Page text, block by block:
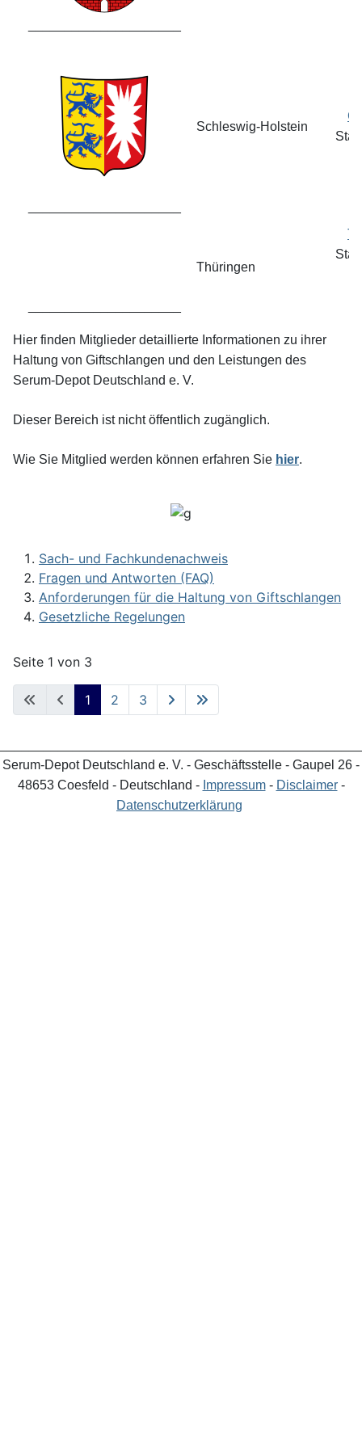
Schleswig-Holstein
Thüringen
Hier finden Mitglieder detaillierte Informationen zu ihrer
Haltung von Giftschlangen und den Leistungen des
Serum-Depot Deutschland e. V.
Dieser Bereich ist nicht öffentlich zugänglich.
Wie Sie Mitglied werden können erfahren Sie hier.
Sach- und Fachkundenachweis
Fragen und Antworten (FAQ)
Anforderungen für die Haltung von Giftschlangen
Gesetzliche Regelungen
Seite 1 von 3
1 2 3
Serum-Depot Deutschland e. V. - Geschäftsstelle - Gaupel 26 -
48653 Coesfeld - Deutschland - Impressum- Disclaimer-
Datenschutzerklärung